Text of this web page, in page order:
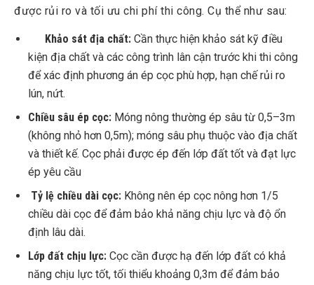
được rủi ro và tối ưu chi phí thi công. Cụ thể như sau:
Khảo sát địa chất: Cần thực hiện khảo sát kỹ điều
kiện địa chất và các công trình lân cận trước khi thi công
để xác định phương án ép cọc phù hợp, hạn chế rủi ro
lún, nứt.
Chiều sâu ép cọc: Móng nông thường ép sâu từ 0,5–3m
(không nhỏ hơn 0,5m); móng sâu phụ thuộc vào địa chất
và thiết kế. Cọc phải được ép đến lớp đất tốt và đạt lực
ép yêu cầu
Tỷ lệ chiều dài cọc: Không nên ép cọc nông hơn 1/5
chiều dài cọc để đảm bảo khả năng chịu lực và độ ổn
định lâu dài.
Lớp đất chịu lực: Cọc cần được hạ đến lớp đất có khả
năng chịu lực tốt, tối thiểu khoảng 0,3m để đảm bảo